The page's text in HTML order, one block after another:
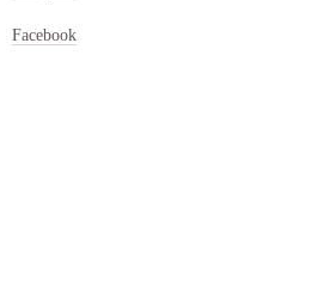
Facebook